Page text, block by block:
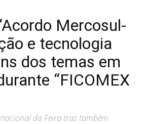
Mercosul-
e tecnologia
dos temas em
“FICOMEX
da Feira traz também